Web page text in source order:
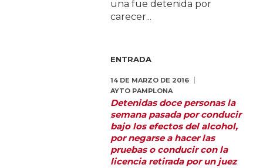
una fue detenida por
carecer...
ENTRADA
14 DE MARZO DE 2016
AYTO PAMPLONA
Detenidas doce personas la
semana pasada por conducir
bajo los efectos del alcohol,
por negarse a hacer las
pruebas o conducir con la
licencia retirada por un juez